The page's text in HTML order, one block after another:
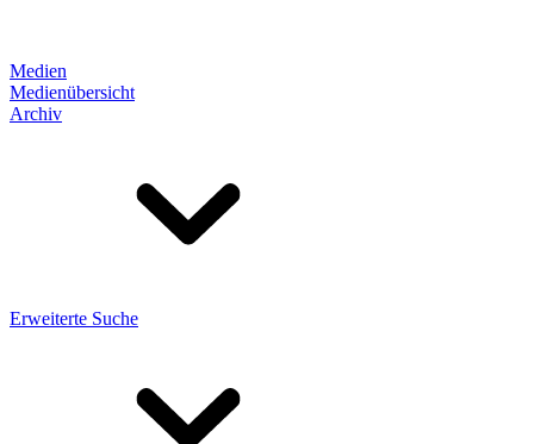
Medien
Medienübersicht
Archiv
Erweiterte Suche